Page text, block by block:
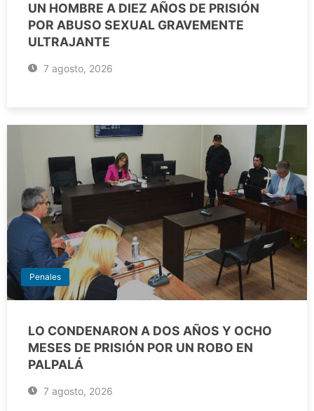
UN HOMBRE A DIEZ AÑOS DE PRISIÓN
POR ABUSO SEXUAL GRAVEMENTE
ULTRAJANTE
7 agosto, 2026
Penales
LO CONDENARON A DOS AÑOS Y OCHO
MESES DE PRISIÓN POR UN ROBO EN
PALPALÁ
7 agosto, 2026